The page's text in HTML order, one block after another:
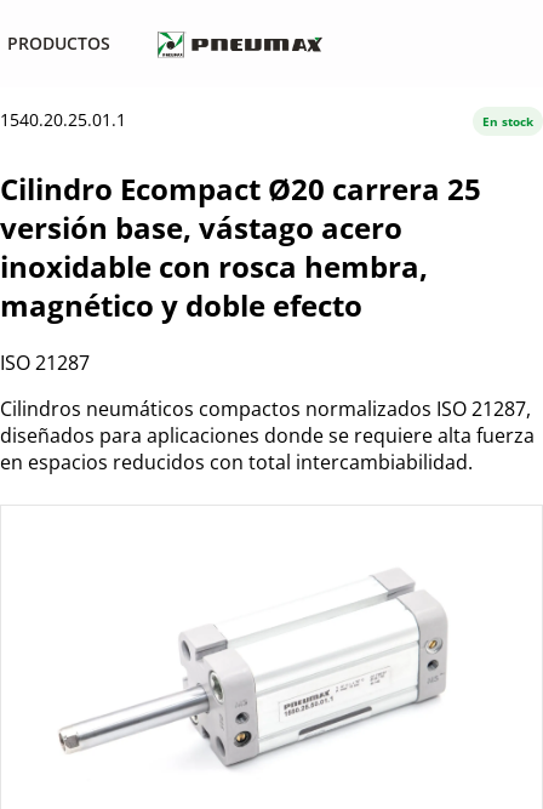
PRODUCTOS
1540.20.25.01.1
Cilindro Ecompact Ø20 carrera 25
versión base, vástago acero
inoxidable con rosca hembra,
magnético y doble efecto
ISO 21287
Cilindros neumáticos compactos normalizados ISO 21287,
diseñados para aplicaciones donde se requiere alta fuerza
en espacios reducidos con total intercambiabilidad.
En stock